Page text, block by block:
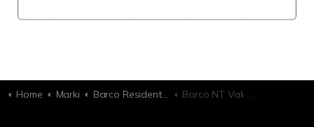
Home Marki Barco Residential Barco NT Vali 1.2